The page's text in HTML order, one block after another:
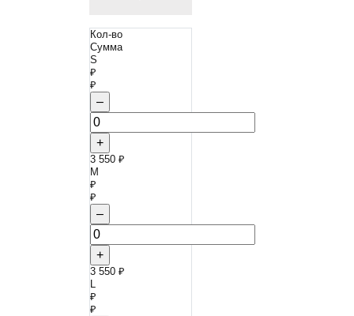
Кол-во
Сумма
S
₽
₽
–
+
3 550 ₽
M
₽
₽
–
+
3 550 ₽
₽
₽